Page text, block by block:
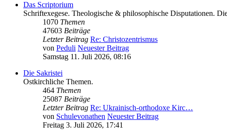
Das Scriptorium
Schriftexegese. Theologische & philosophische Disputationen.
1070 Themen
47603 Beiträge
Letzter Beitrag Re: Christozentrismus
von Peduli Neuester Beitrag
Samstag 11. Juli 2026, 08:16
Die Sakristei
Ostkirchliche Themen.
464 Themen
25087 Beiträge
Letzter Beitrag Re: Ukrainisch-orthodoxe Kirc…
von Schulevonathen Neuester Beitrag
Freitag 3. Juli 2026, 17:41